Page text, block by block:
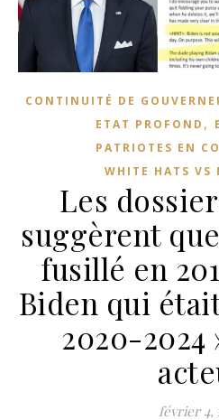
CONTINUITÉ DE
ETAT PROFOND ,
PATRIOTES EN
WHITE HATS VS
Les
suggèrent
fusillé en
Biden qui
2020-2024
février 4,